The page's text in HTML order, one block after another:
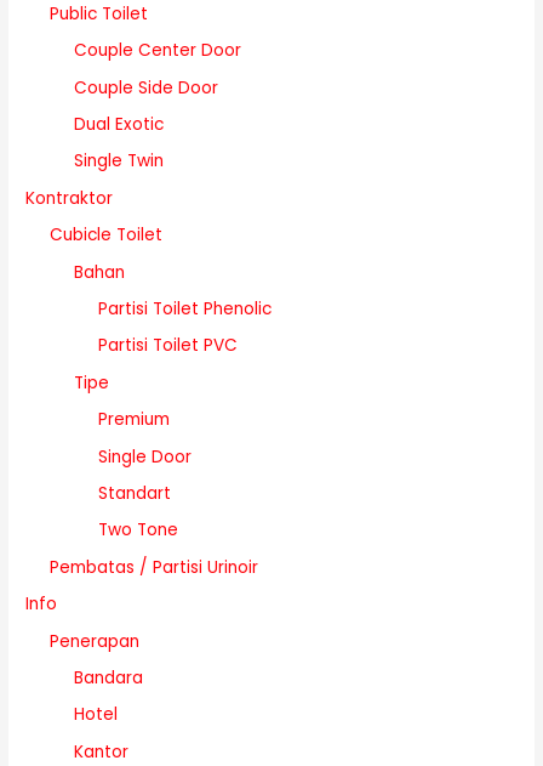
Public Toilet
Couple Center Door
Couple Side Door
Dual Exotic
Single Twin
Kontraktor
Cubicle Toilet
Bahan
Partisi Toilet Phenolic
Partisi Toilet PVC
Tipe
Premium
Single Door
Standart
Two Tone
Pembatas / Partisi Urinoir
Info
Penerapan
Bandara
Hotel
Kantor